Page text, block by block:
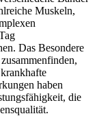
Muskeln,
Das Besondere
haben
die